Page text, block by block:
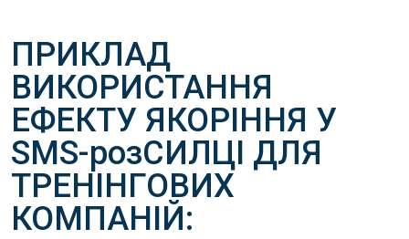
ПРИКЛАД
ВИКОРИСТАННЯ
ЕФЕКТУ ЯКОРІННЯ У
SMS-розСИЛЦІ ДЛЯ
ТРЕНІНГОВИХ
КОМПАНІЙ: